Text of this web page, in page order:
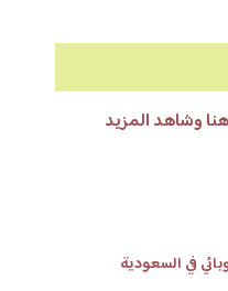
وشاهد المزيد
في السعودية